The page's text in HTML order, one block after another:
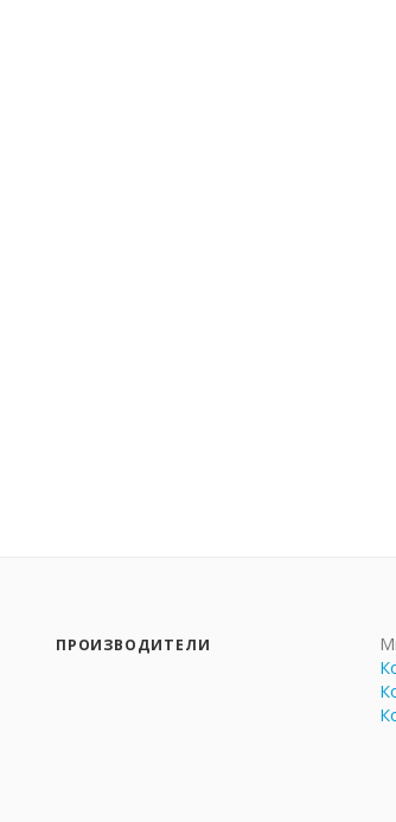
ПРОИЗВОДИТЕЛИ